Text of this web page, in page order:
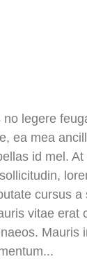
legere
ea mea
id mel.
cursus
vitae